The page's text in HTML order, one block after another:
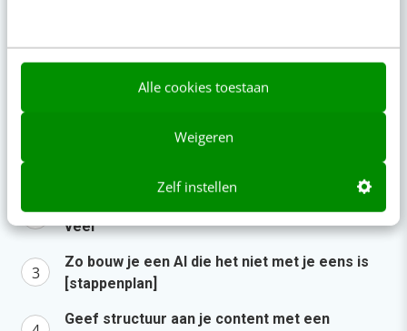
Alle cookies toestaan
Weigeren
Zelf instellen
contentbibliotheek [5 stappen]
7 aug 2026· 4 min·
Populair
AI-labels: wanneer zijn ze verplicht, verstandig
veel
Zo bouw je een AI die het niet met je eens is
[stappenplan]
Geef structuur aan je content met een